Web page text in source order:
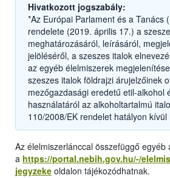
Hivatkozott jogszabály:
*Az Európai Parlament és a Tanács
rendelete (2019. április 17.) a
meghatározásáról, leírásáról,
jelöléséről, a szeszes italok
az egyéb élelmiszerek
szeszes italok földrajzi árujelzőinek
mezőgazdasági eredetű etil-alkohol
használatáról az alkoholtartalmú
110/2008/EK rendelet hatályon
Az élelmiszerlánccal összefüggő egyéb
a https://portal.nebih.gov.hu/-/
jegyzeke oldalon tájékozódhatnak.